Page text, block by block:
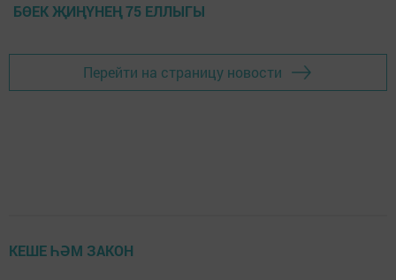
БӨЕК ҖИҢҮНЕҢ 75 ЕЛЛЫГЫ
Перейти на страницу новости
КЕШЕ ҺӘМ ЗАКОН